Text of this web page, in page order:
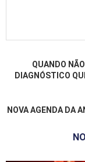
QUANDO
DIAGNÓSTICO
NOVA AGENDA DA